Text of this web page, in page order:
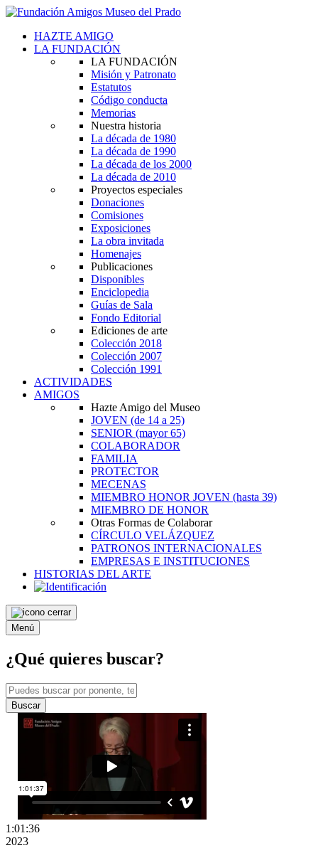
HAZTE AMIGO
LA FUNDACIÓN
LA FUNDACIÓN
Misión y Patronato
Estatutos
Código conducta
Memorias
Nuestra historia
La década de 1980
La década de 1990
La década de los 2000
La década de 2010
Proyectos especiales
Donaciones
Comisiones
Exposiciones
La obra invitada
Homenajes
Publicaciones
Disponibles
Enciclopedia
Guías de Sala
Fondo Editorial
Ediciones de arte
Colección 2018
Colección 2007
Colección 1991
ACTIVIDADES
AMIGOS
Hazte Amigo del Museo
JOVEN (de 14 a 25)
SENIOR (mayor 65)
COLABORADOR
FAMILIA
PROTECTOR
MECENAS
MIEMBRO HONOR JOVEN (hasta 39)
MIEMBRO DE HONOR
Otras Formas de Colaborar
CÍRCULO VELÁZQUEZ
PATRONOS INTERNACIONALES
EMPRESAS E INSTITUCIONES
HISTORIAS DEL ARTE
Menú
¿Qué quieres buscar?
Buscar
1:01:36
2023